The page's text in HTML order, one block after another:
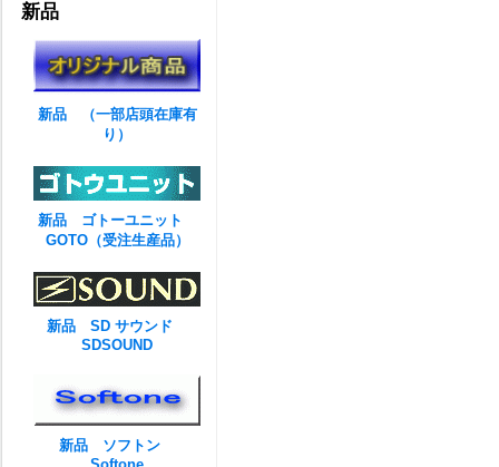
新品
新品 （一部店頭在庫有
り）
新品 ゴトーユニット
GOTO（受注生産品）
新品 SD サウンド
SDSOUND
新品 ソフトン